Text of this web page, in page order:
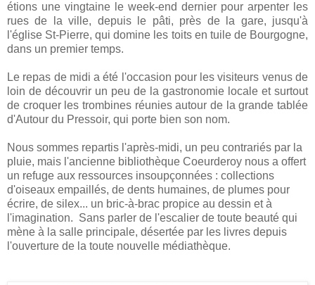
étions une vingtaine le week-end dernier pour arpenter les
rues de la ville, depuis le pâti, près de la gare, jusqu'à
l'église St-Pierre, qui domine les toits en tuile de Bourgogne,
dans un premier temps.
Le repas de midi a été l'occasion pour les visiteurs venus de
loin de découvrir un peu de la gastronomie locale et surtout
de croquer les trombines réunies autour de la grande tablée
d'Autour du Pressoir, qui porte bien son nom.
Nous sommes repartis l'après-midi, un peu contrariés par la
pluie, mais l'ancienne bibliothèque Coeurderoy nous a offert
un refuge aux ressources insoupçonnées : collections
d'oiseaux empaillés, de dents humaines, de plumes pour
écrire, de silex... un bric-à-brac propice au dessin et à
l'imagination. Sans parler de l'escalier de toute beauté qui
mène à la salle principale, désertée par les livres depuis
l'ouverture de la toute nouvelle médiathèque.